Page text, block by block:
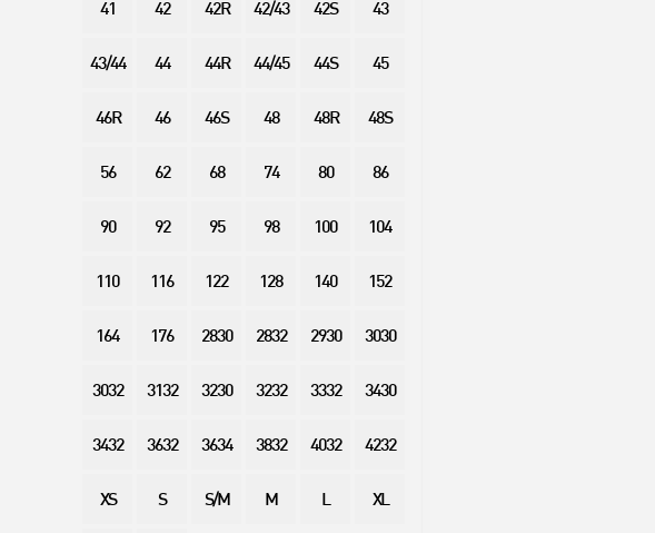
41 42 42R 42/43 42S 43
43/44 44 44R 44/45 44S 45
46R 46 46S 48 48R 48S
56 62 68 74 80 86
90 92 95 98 100 104
110 116 122 128 140 152
164 176 2830 2832 2930 3030
3032 3132 3230 3232 3332 3430
3432 3632 3634 3832 4032 4232
XS S S/M M L XL